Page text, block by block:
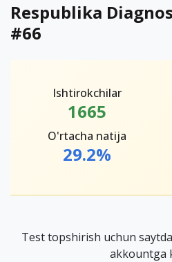
Respublika
#66
Ishtirokchilar
1665
O'rtacha natija
29.2%
Test topshirish uchun
akkountga